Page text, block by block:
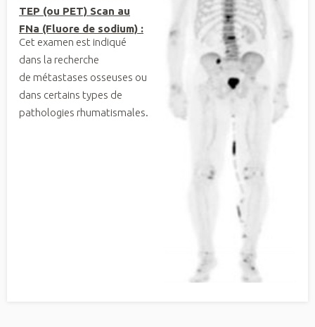
TEP (ou PET) Scan au
FNa (Fluore de sodium) :
Cet examen est indiqué
dans la recherche
de métastases osseuses ou
dans certains types de
pathologies rhumatismales.